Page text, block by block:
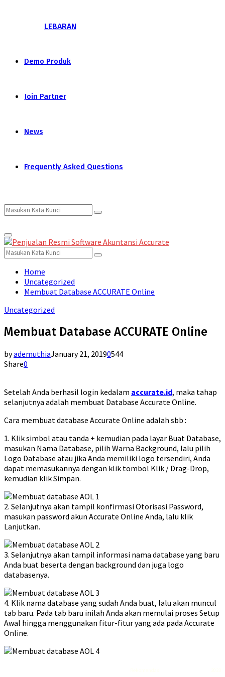
LEBARAN
Demo Produk
Join Partner
News
Frequently Asked Questions
Search
for:
Search
Primary
Menu
Search
for:
Search
Home
Uncategorized
Membuat Database ACCURATE Online
Uncategorized
Membuat Database ACCURATE Online
byademuthiaJanuary 21, 20190544
Share0
Setelah Anda berhasil login kedalam accurate.id, maka tahap
selanjutnya adalah membuat Database Accurate Online.
Cara membuat database Accurate Online adalah sbb :
1. Klik simbol atau tanda + kemudian pada layar Buat Database,
masukan Nama Database, pilih Warna Background, lalu pilih
Logo Database atau jika Anda memiliki logo tersendiri, Anda
dapat memasukannya dengan klik tombol Klik / Drag-Drop,
kemudian klik Simpan.
2. Selanjutnya akan tampil konfirmasi Otorisasi Password,
masukan password akun Accurate Online Anda, lalu klik
Lanjutkan.
3. Selanjutnya akan tampil informasi nama database yang baru
Anda buat beserta dengan background dan juga logo
databasenya.
4. Klik nama database yang sudah Anda buat, lalu akan muncul
tab baru. Pada tab baru inilah Anda akan memulai proses Setup
Awal hingga menggunakan fitur-fitur yang ada pada Accurate
Online.